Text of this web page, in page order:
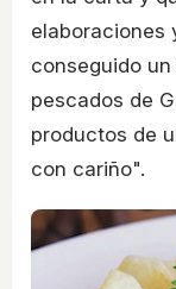
elaboraciones
conseguido
pescados de
productos de
con cariño".